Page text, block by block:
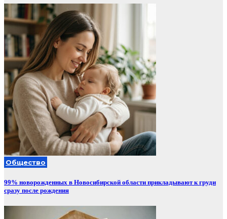
Общество
99% новорожденных в Новосибирской области прикладывают к груди
сразу после рождения